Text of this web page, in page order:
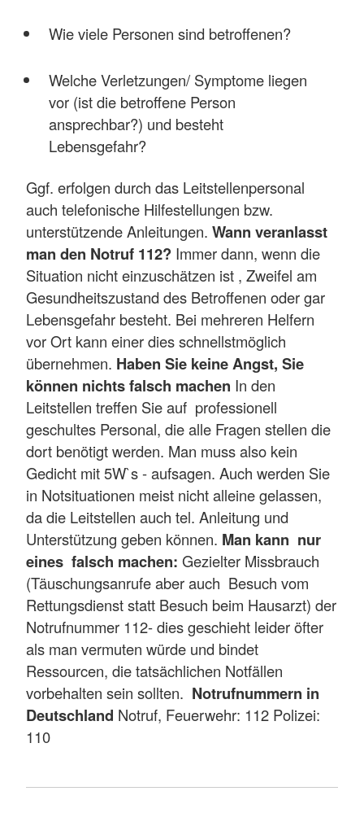
Wie viele Personen sind betroffenen?
Welche Verletzungen/ Symptome liegen
vor (ist die betroffene Person
ansprechbar?) und besteht
Lebensgefahr?
Ggf. erfolgen durch das Leitstellenpersonal
auch telefonische Hilfestellungen bzw.
unterstützende Anleitungen. Wann veranlasst
man den Notruf 112? Immer dann, wenn die
Situation nicht einzuschätzen ist , Zweifel am
Gesundheitszustand des Betroffenen oder gar
Lebensgefahr besteht. Bei mehreren Helfern
vor Ort kann einer dies schnellstmöglich
übernehmen. Haben Sie keine Angst, Sie
können nichts falsch machen In den
Leitstellen treffen Sie auf professionell
geschultes Personal, die alle Fragen stellen die
dort benötigt werden. Man muss also kein
Gedicht mit 5W`s - aufsagen. Auch werden Sie
in Notsituationen meist nicht alleine gelassen,
da die Leitstellen auch tel. Anleitung und
Unterstützung geben können. Man kann nur
eines falsch machen: Gezielter Missbrauch
(Täuschungsanrufe aber auch Besuch vom
Rettungsdienst statt Besuch beim Hausarzt) der
Notrufnummer 112- dies geschieht leider öfter
als man vermuten würde und bindet
Ressourcen, die tatsächlichen Notfällen
vorbehalten sein sollten. Notrufnummern in
Deutschland Notruf, Feuerwehr: 112 Polizei:
110